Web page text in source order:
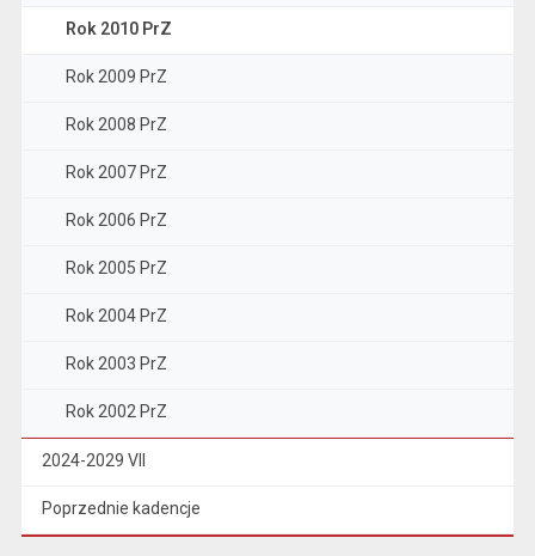
Rok 2010 PrZ
Rok 2009 PrZ
Rok 2008 PrZ
Rok 2007 PrZ
Rok 2006 PrZ
Rok 2005 PrZ
Rok 2004 PrZ
Rok 2003 PrZ
Rok 2002 PrZ
2024-2029 VII
Poprzednie kadencje